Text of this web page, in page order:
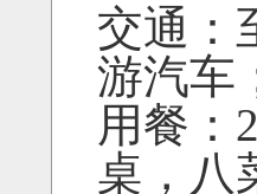
交通：
游汽车
用餐：
桌，八